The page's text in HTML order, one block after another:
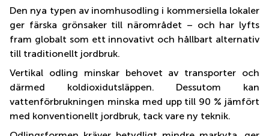
Den nya typen av inomhusodling i kommersiella lokaler
ger färska grönsaker till närområdet – och har lyfts
fram globalt som ett innovativt och hållbart alternativ
till traditionellt jordbruk.
Vertikal odling minskar behovet av transporter och
därmed koldioxidutsläppen. Dessutom kan
vattenförbrukningen minska med upp till 90 % jämfört
med konventionellt jordbruk, tack vare ny teknik.